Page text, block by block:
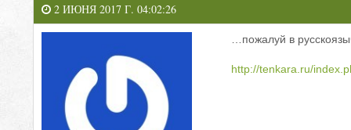
2 ИЮНЯ 2017 Г. 04:02:26
…пожалуй в
http://tenkara.ru/